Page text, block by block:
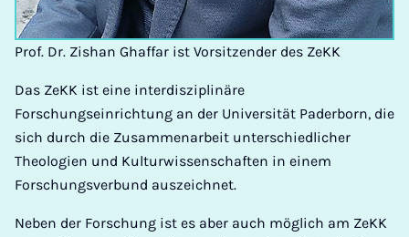
Prof. Dr. Zishan Ghaffar ist Vorsitzender des ZeKK
Das ZeKK ist eine interdisziplinäre
Forschungseinrichtung an der Universität Paderborn, die
sich durch die Zusammenarbeit unterschiedlicher
Theologien und Kulturwissenschaften in einem
Forschungsverbund auszeichnet.
Neben der Forschung ist es aber auch möglich am ZeKK